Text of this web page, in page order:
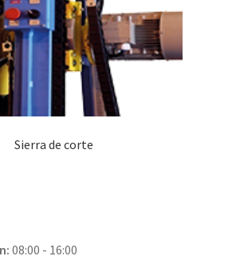
Sierra de corte
08:00 - 16:00